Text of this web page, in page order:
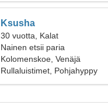
Ksusha
30 vuotta, Kalat
Nainen etsii paria
Kolomenskoe, Venäjä
Rullaluistimet, Pohjahyppy